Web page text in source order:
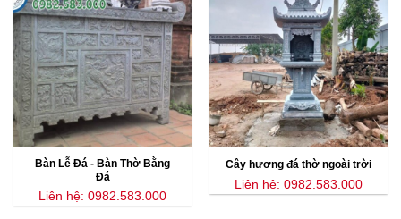
Bàn Lễ Đá - Bàn Thờ Bằng
Đá
Liên hệ: 0982.583.000
Cây hương đá thờ ngoài trời
Liên hệ: 0982.583.000